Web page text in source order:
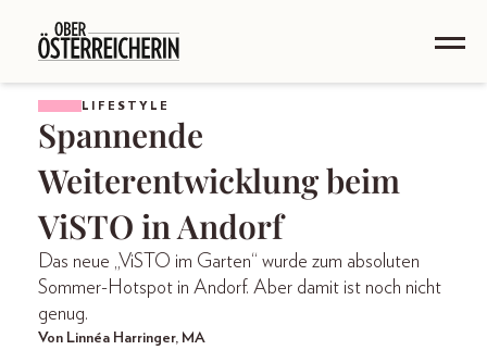
LIFESTYLE
Spannende
Weiterentwicklung beim
ViSTO in Andorf
Das neue „ViSTO im Garten“ wurde zum absoluten
Sommer-Hotspot in Andorf. Aber damit ist noch nicht
genug.
Von Linnéa Harringer, MA